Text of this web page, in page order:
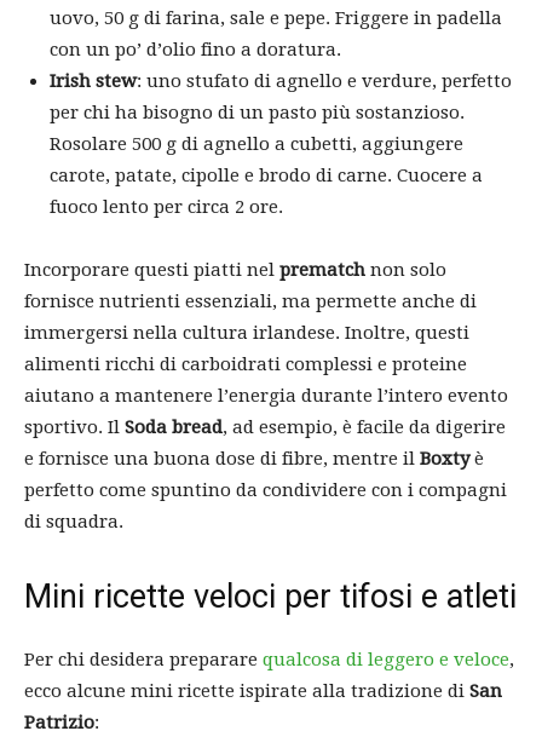
uovo, 50 g di farina, sale e pepe. Friggere in padella
con un po’ d’olio fino a doratura.
Irish stew: uno stufato di agnello e verdure, perfetto
per chi ha bisogno di un pasto più sostanzioso.
Rosolare 500 g di agnello a cubetti, aggiungere
carote, patate, cipolle e brodo di carne. Cuocere a
fuoco lento per circa 2 ore.
Incorporare questi piatti nel prematch non solo
fornisce nutrienti essenziali, ma permette anche di
immergersi nella cultura irlandese. Inoltre, questi
alimenti ricchi di carboidrati complessi e proteine
aiutano a mantenere l’energia durante l’intero evento
sportivo. Il Soda bread, ad esempio, è facile da digerire
e fornisce una buona dose di fibre, mentre il Boxtyè
perfetto come spuntino da condividere con i compagni
di squadra.
Mini ricette veloci per tifosi e atleti
Per chi desidera preparare qualcosa di leggero e veloce,
ecco alcune mini ricette ispirate alla tradizione di San
Patrizio: